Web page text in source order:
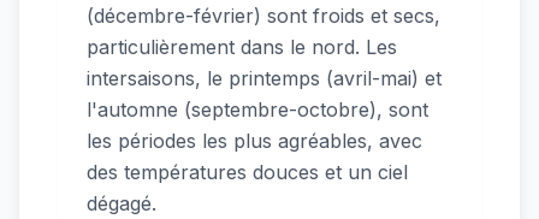
(décembre-février) sont froids et secs,
particulièrement dans le nord. Les
intersaisons, le printemps (avril-mai) et
l'automne (septembre-octobre), sont
les périodes les plus agréables, avec
des températures douces et un ciel
dégagé.